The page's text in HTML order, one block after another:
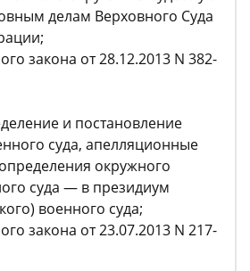
делам Верховного Суда
закона от 28.12.2013 N 382-
и постановление
суда, апелляционные
окружного
суда — в президиум
военного суда;
закона от 23.07.2013 N 217-